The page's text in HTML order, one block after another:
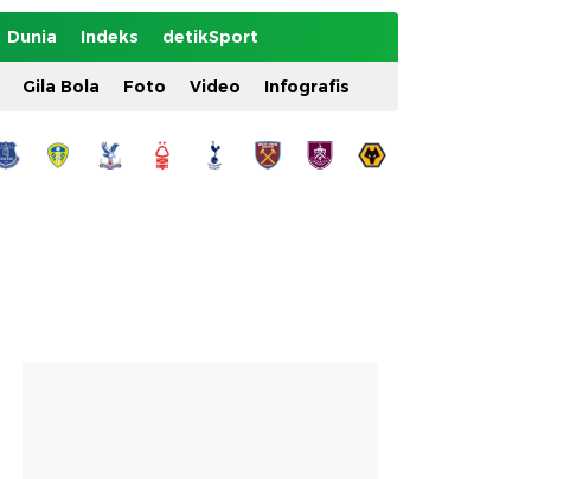
Dunia Indeks detikSport
Gila Bola Foto Video Infografis